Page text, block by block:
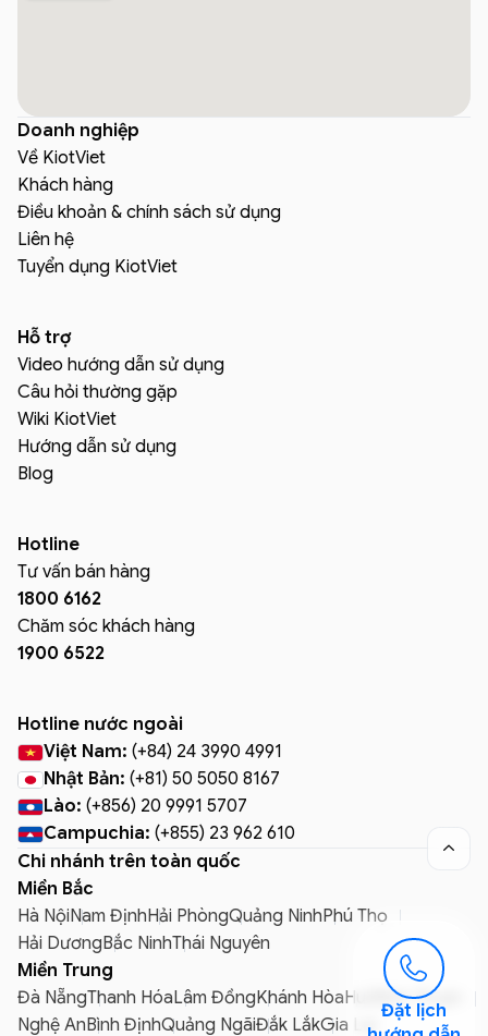
Đặt lịch
Doanh nghiệp
Về KiotViet
Khách hàng
Điều khoản & chính sách sử dụng
Liên hệ
Tuyển dụng KiotViet
Hỗ trợ
Video hướng dẫn sử dụng
Câu hỏi thường gặp
Wiki KiotViet
Hướng dẫn sử dụng
Blog
Hotline
Tư vấn bán hàng
1800 6162
Chăm sóc khách hàng
1900 6522
Hotline nước ngoài
Việt Nam: (+84) 24 3990 4991
Nhật Bản: (+81) 50 5050 8167
Lào: (+856) 20 9991 5707
Campuchia: (+855) 23 962 610

Chi nhánh trên toàn quốc
Miền Bắc
Hà NộiNam ĐịnhHải PhòngQuảng NinhPhú Thọ
Hải DươngBắc NinhThái Nguyên
Miền Trung
Đà NẵngThanh HóaLâm ĐồngKhánh HòaHuế
Bình Thuận
Nghệ AnBình ĐịnhQuảng NgãiĐắk LắkGia Lai